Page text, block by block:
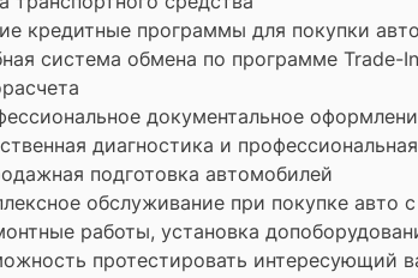
кредитные программы для покупки авто
система обмена по программе Trade-
документальное
диагностика и профессиональная
подготовка автомобилей
обслуживание при покупке авто
работы, установка
протестировать интересующий